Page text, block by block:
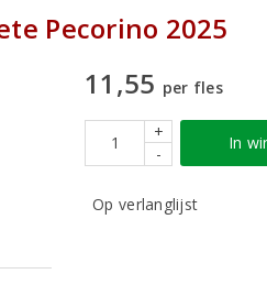
Pecorino 2025
11,55 per fles
+
-
In
Op verlanglijst